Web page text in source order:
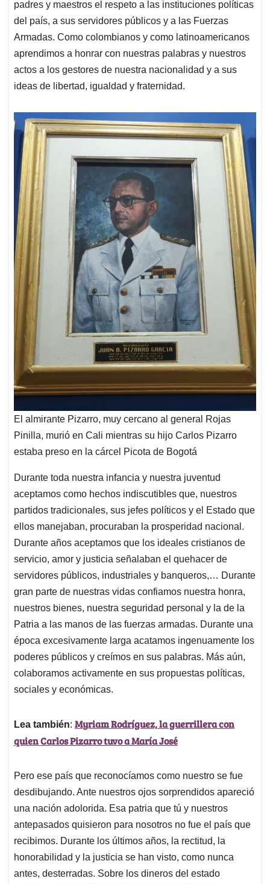
padres y maestros el respeto a las instituciones políticas
del país, a sus servidores públicos y a las Fuerzas
Armadas. Como colombianos y como latinoamericanos
aprendimos a honrar con nuestras palabras y nuestros
actos a los gestores de nuestra nacionalidad y a sus
ideas de libertad, igualdad y fraternidad.
El almirante Pizarro, muy cercano al general Rojas
Pinilla, murió en Cali mientras su hijo Carlos Pizarro
estaba preso en la cárcel Picota de Bogotá
Durante toda nuestra infancia y nuestra juventud
aceptamos como hechos indiscutibles que, nuestros
partidos tradicionales, sus jefes políticos y el Estado que
ellos manejaban, procuraban la prosperidad nacional.
Durante años aceptamos que los ideales cristianos de
servicio, amor y justicia señalaban el quehacer de
servidores públicos, industriales y banqueros,… Durante
gran parte de nuestras vidas confiamos nuestra honra,
nuestros bienes, nuestra seguridad personal y la de la
Patria a las manos de las fuerzas armadas. Durante una
época excesivamente larga acatamos ingenuamente los
poderes públicos y creímos en sus palabras. Más aún,
colaboramos activamente en sus propuestas políticas,
sociales y económicas.
Lea también: Myriam Rodríguez, la guerrillera con
quien Carlos Pizarro tuvo a María José
Pero ese país que reconocíamos como nuestro se fue
desdibujando. Ante nuestros ojos sorprendidos apareció
una nación adolorida. Esa patria que tú y nuestros
antepasados quisieron para nosotros no fue el país que
recibimos. Durante los últimos años, la rectitud, la
honorabilidad y la justicia se han visto, como nunca
antes, desterradas. Sobre los dineros del estado